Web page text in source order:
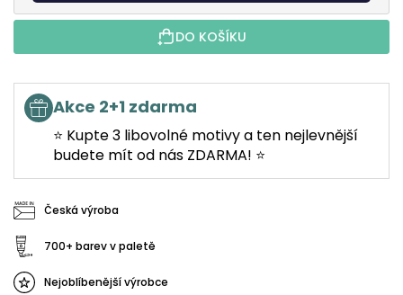
DO KOŠÍKU
Akce 2+1 zdarma
⭐ Kupte 3 libovolné motivy a ten nejlevnější
budete mít od nás ZDARMA! ⭐
Česká výroba
700+ barev v paletě
Nejoblíbenější výrobce